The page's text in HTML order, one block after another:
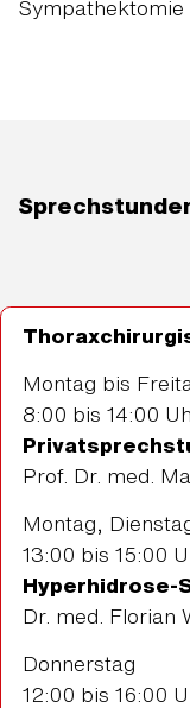
Sympathektomie
Montag bis
8:00 bis 14:00
Prof. Dr. med.
Montag,
13:00 bis 15:00
Hyperhidrose-
Dr. med. Florian
Donnerstag
12:00 bis 16:00